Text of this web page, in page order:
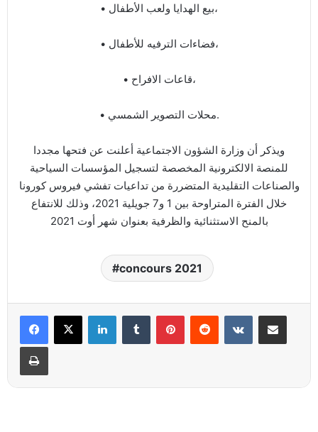
• بيع الهدايا ولعب الأطفال،
• فضاءات الترفيه للأطفال،
• قاعات الافراح،
• محلات التصوير الشمسي.
ويذكر أن وزارة الشؤون الاجتماعية أعلنت عن فتحها مجددا
للمنصة الالكترونية المخصصة لتسجيل المؤسسات السياحية
والصناعات التقليدية المتضررة من تداعيات تفشي فيروس كورونا
خلال الفترة المتراوحة بين 1 و7 جويلية 2021، وذلك للانتفاع
بالمنح الاستثنائية والظرفية بعنوان شهر أوت 2021
concours 2021
LinkedinTumblr PinterestReddit VKontaktePartager par email
Imprimer